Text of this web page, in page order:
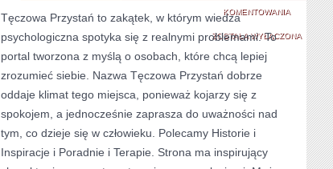
KOMENTOWANIAPORADNIE
I
TERAPIE
ZOSTAŁA WYŁĄCZONA
Tęczowa Przystań to zakątek, w którym wiedza
psychologiczna spotyka się z realnymi problemami. To
portal tworzona z myślą o osobach, które chcą lepiej
zrozumieć siebie. Nazwa Tęczowa Przystań dobrze
oddaje klimat tego miejsca, ponieważ kojarzy się z
spokojem, a jednocześnie zaprasza do uważności nad
tym, co dzieje się w człowieku. Polecamy Historie i
Inspiracje i Poradnie i Terapie. Strona ma inspirujący